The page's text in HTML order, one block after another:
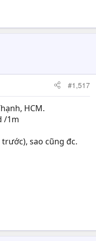
#1,517
HCM.
/1m
sao cũng đc.